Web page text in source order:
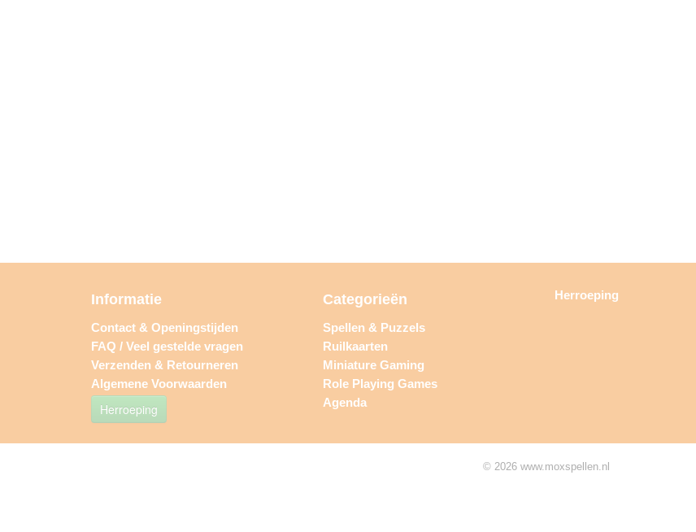
Informatie
Contact & Openingstijden
FAQ / Veel gestelde vragen
Verzenden & Retourneren
Algemene Voorwaarden
Herroeping
Categorieën
Spellen & Puzzels
Ruilkaarten
Miniature Gaming
Role Playing Games
Agenda
Herroeping
© 2026 www.moxspellen.nl